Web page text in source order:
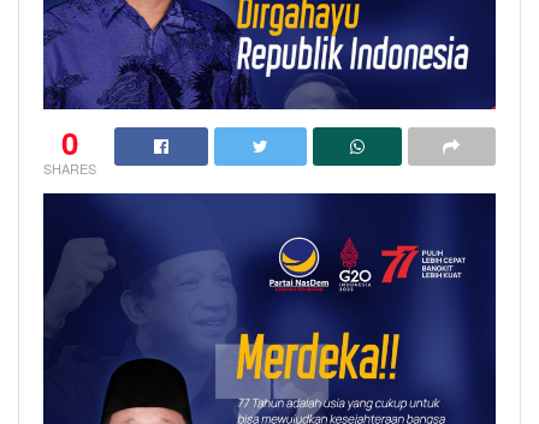
0
SHARES